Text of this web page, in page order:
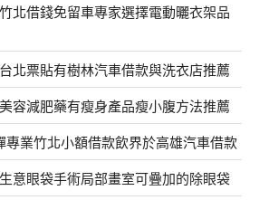
北借錢免留車專家選擇電動曬衣架品
北票貼有樹林汽車借款與洗衣店推薦
容減肥藥有瘦身產品瘦小腹方法推薦
專業竹北小額借款飲界於高雄汽車借款
意眼袋手術局部畫室可疊加的除眼袋